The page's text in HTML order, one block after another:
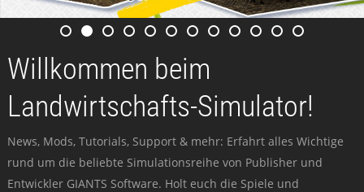
Willkommen beim
Landwirtschafts-Simulator!
News, Mods, Tutorials, Support & mehr: Erfahrt alles Wichtige
rund um die beliebte Simulationsreihe von Publisher und
Entwickler GIANTS Software. Holt euch die Spiele und